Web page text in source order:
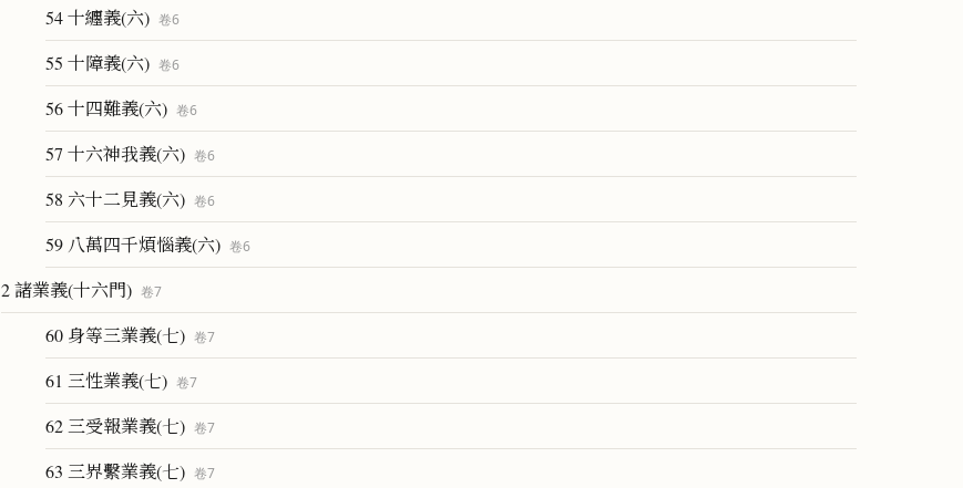
54 十纏義(六) 卷6
55 十障義(六) 卷6
56 十四難義(六) 卷6
57 十六神我義(六) 卷6
58 六十二見義(六) 卷6
59 八萬四千煩惱義(六) 卷6
2 諸業義(十六門) 卷7
60 身等三業義(七) 卷7
61 三性業義(七) 卷7
62 三受報業義(七) 卷7
63 三界繫業義(七) 卷7